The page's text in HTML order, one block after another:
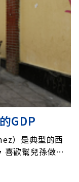
GDP
）是典型的西
喜歡幫兒孫做
她過了幾年傷心